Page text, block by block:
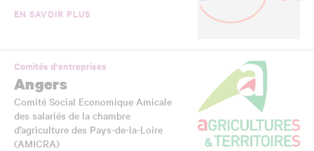
EN SAVOIR PLUS
Comités d'entreprises
Angers
Comité Social Economique Amicale
des salariés de la chambre
d’agriculture des Pays-de-la-Loire
(AMICRA)